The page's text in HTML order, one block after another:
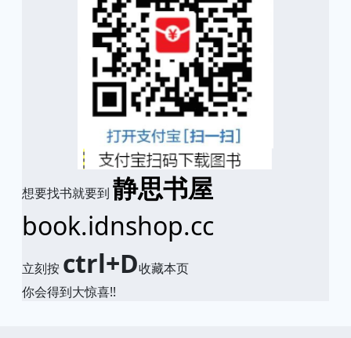
想要找书就要到 静思书屋
book.idnshop.cc
立刻按 ctrl+D收藏本页
你会得到大惊喜!!